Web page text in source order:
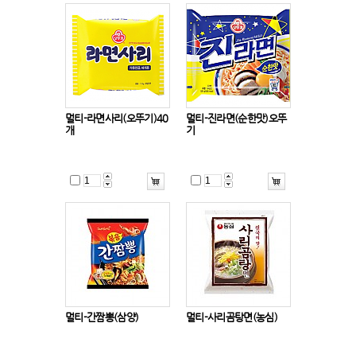
멀티-라면사리(오뚜기)40
개
멀티-진라면(순한맛)오뚜
기
멀티-간짬뽕(삼양) 멀티-사리곰탕면(농심)